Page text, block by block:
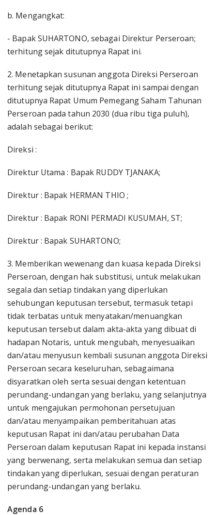
b. Mengangkat:
- Bapak SUHARTONO, sebagai Direktur Perseroan;
terhitung sejak ditutupnya Rapat ini.
2. Menetapkan susunan anggota Direksi Perseroan
terhitung sejak ditutupnya Rapat ini sampai dengan
ditutupnya Rapat Umum Pemegang Saham Tahunan
Perseroan pada tahun 2030 (dua ribu tiga puluh),
adalah sebagai berikut:
Direksi :
Direktur Utama : Bapak RUDDY TJANAKA;
Direktur : Bapak HERMAN THIO ;
Direktur : Bapak RONI PERMADI KUSUMAH, ST;
Direktur : Bapak SUHARTONO;
3. Memberikan wewenang dan kuasa kepada Direksi
Perseroan, dengan hak substitusi, untuk melakukan
segala dan setiap tindakan yang diperlukan
sehubungan keputusan tersebut, termasuk tetapi
tidak terbatas untuk menyatakan/menuangkan
keputusan tersebut dalam akta-akta yang dibuat di
hadapan Notaris, untuk mengubah, menyesuaikan
dan/atau menyusun kembali susunan anggota Direksi
Perseroan secara keseluruhan, sebagaimana
disyaratkan oleh serta sesuai dengan ketentuan
perundang-undangan yang berlaku, yang selanjutnya
untuk mengajukan permohonan persetujuan
dan/atau menyampaikan pemberitahuan atas
keputusan Rapat ini dan/atau perubahan Data
Perseroan dalam keputusan Rapat ini kepada instansi
yang berwenang, serta melakukan semua dan setiap
tindakan yang diperlukan, sesuai dengan peraturan
perundang-undangan yang berlaku.
Agenda 6